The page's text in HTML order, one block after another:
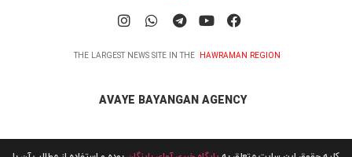
THE LARGEST NEWS SITE IN THE HAWRAMAN REGION
AVAYE BAYANGAN AGENCY